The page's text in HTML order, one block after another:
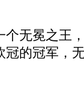
无冕之王
的冠军，